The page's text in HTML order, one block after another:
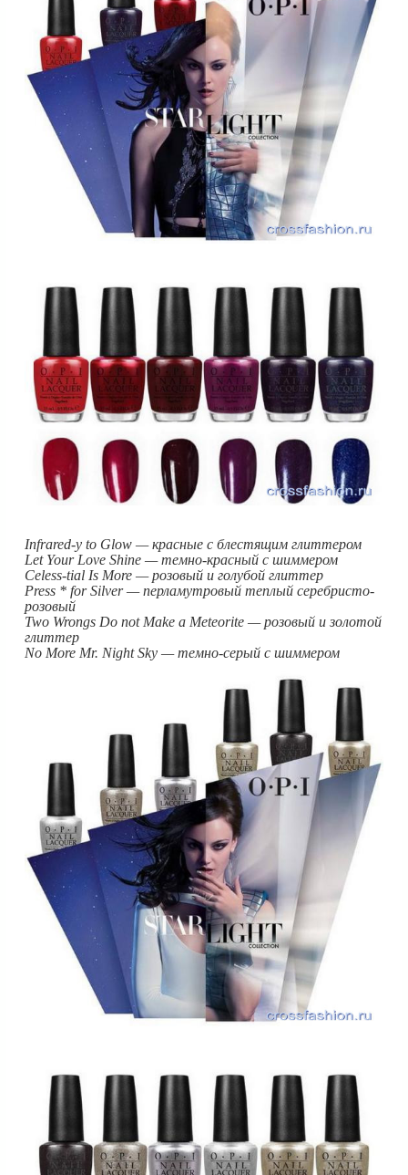
Infrared-y to Glow — красные с блестящим глиттером
Let Your Love Shine — темно-красный с шиммером
Celess-tial Is More — розовый и голубой глиттер
Press * for Silver — перламутровый теплый серебристо-
розовый
Two Wrongs Do not Make a Meteorite — розовый и золотой
глиттер
No More Mr. Night Sky — темно-серый с шиммером